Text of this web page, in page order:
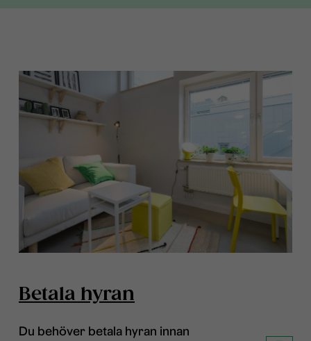
Betala hyran
Du behöver betala hyran innan